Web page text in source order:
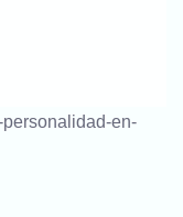
Sobre